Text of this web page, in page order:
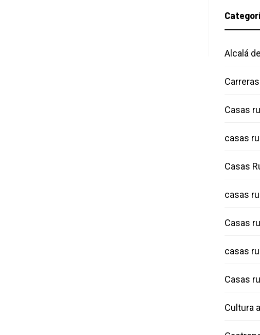
Alcalá
Casas
casas
Casas
casas
Casas
casas
Casas
Cultura